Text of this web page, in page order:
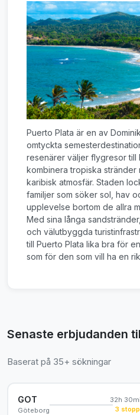
Puerto Plata är en av
omtyckta
resenärer väljer flygresor till
kombinera tropiska stränder
karibisk atmosfär. Staden
familjer som söker sol, hav
upplevelse bortom de allra
Med sina långa
och välutbyggda
till Puerto Plata lika bra för
som för den som vill ha en
Senaste erbjudanden
Baserat på 35+ sökningar
GOT
Göteborg
32h
3 stopp